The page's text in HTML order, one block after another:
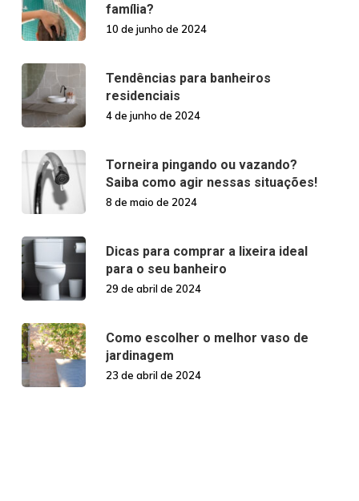
família?
10 de junho de 2024
Tendências para banheiros
residenciais
4 de junho de 2024
Torneira pingando ou vazando?
Saiba como agir nessas situações!
8 de maio de 2024
Dicas para comprar a lixeira ideal
para o seu banheiro
29 de abril de 2024
Como escolher o melhor vaso de
jardinagem
23 de abril de 2024